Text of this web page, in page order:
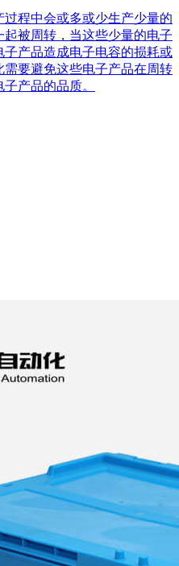
程中会或多或少生产少量的
被周转，当这些少量的电子
产品造成电子电容的损耗或
要避免这些电子产品在周转
产品的品质。